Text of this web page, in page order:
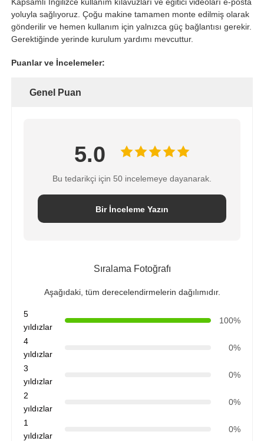
yoluyla sağlıyoruz. Çoğu makine tamamen monte edilmiş olarak
gönderilir ve hemen kullanım için yalnızca güç bağlantısı gerekir.
Gerektiğinde yerinde kurulum yardımı mevcuttur.
Puanlar ve İncelemeler:
Genel Puan
5.0
Bu tedarikçi için 50 incelemeye dayanarak.
Bir İnceleme Yazın
Sıralama Fotoğrafı
Aşağıdaki, tüm derecelendirmelerin dağılımıdır.
5
yıldızlar
100%
4
yıldızlar
0%
3
yıldızlar
0%
2
yıldızlar
0%
1
yıldızlar
0%